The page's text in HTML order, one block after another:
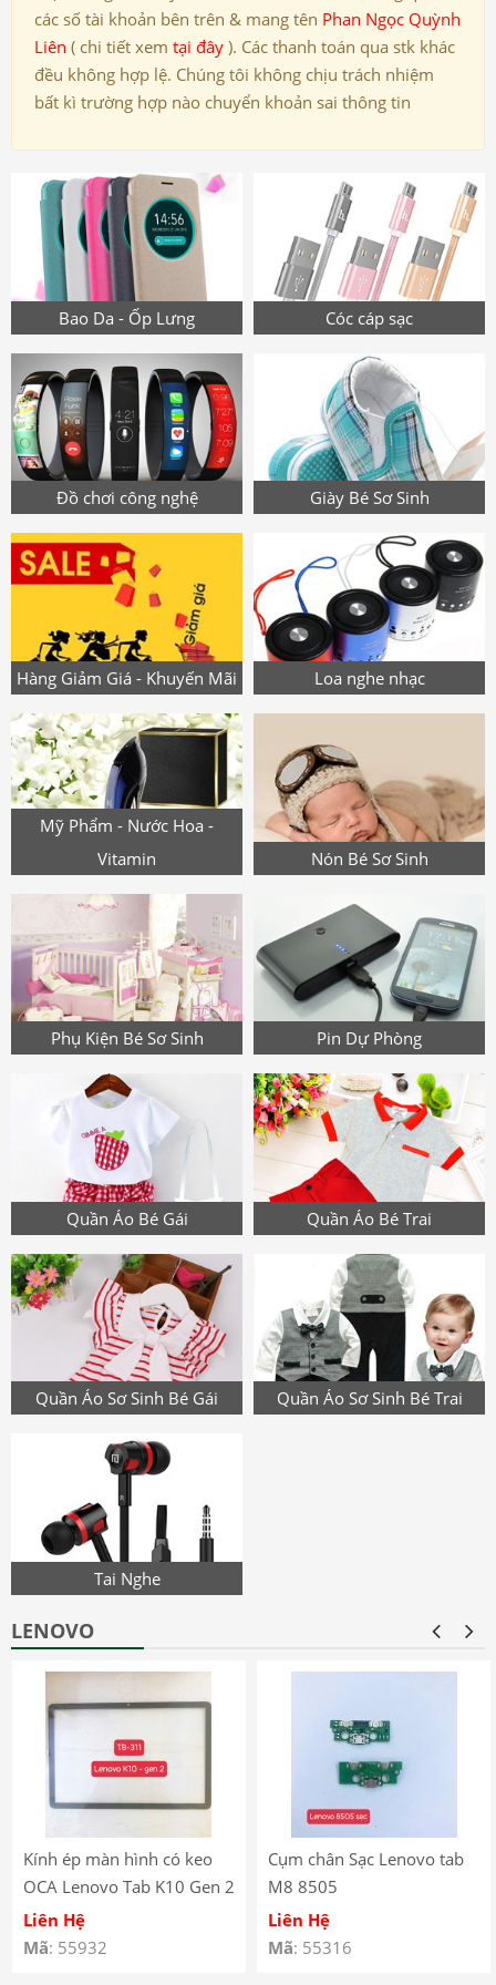
các số tài khoản bên trên & mang tên Phan Ngọc Quỳnh
Liên ( chi tiết xem tại đây ). Các thanh toán qua stk khác
đều không hợp lệ. Chúng tôi không chịu trách nhiệm
bất kì trường hợp nào chuyển khoản sai thông tin
Bao Da - Ốp Lưng Cóc cáp sạc
Đồ chơi công nghệ Giày Bé Sơ Sinh
Hàng Giảm Giá - Khuyến Mãi Loa nghe nhạc
Mỹ Phẩm - Nước Hoa -
Vitamin
Nón Bé Sơ Sinh
Phụ Kiện Bé Sơ Sinh Pin Dự Phòng
Quần Áo Bé Gái Quần Áo Bé Trai
Quần Áo Sơ Sinh Bé Gái Quần Áo Sơ Sinh Bé Trai
Tai Nghe
LENOVO
Kính ép màn hình có keo
OCA Lenovo Tab K10 Gen 2
(2025) – TB-311
Liên Hệ
Mã: 55932
Cụm chân Sạc Lenovo tab
M8 8505
Liên Hệ
Mã: 55316